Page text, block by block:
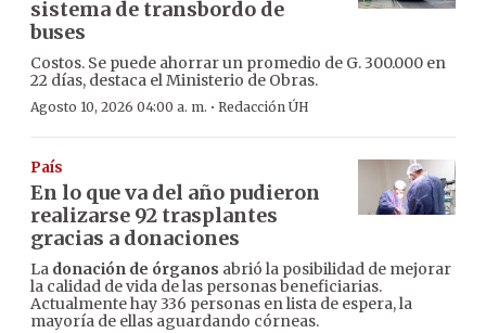
sistema de transbordo de
buses
Costos. Se puede ahorrar un promedio de G. 300.000 en
22 días, destaca el Ministerio de Obras.
Agosto 10, 2026 04:00 a. m. · Redacción ÚH
País
En lo que va del año pudieron
realizarse 92 trasplantes
gracias a donaciones
La donación de órganos abrió la posibilidad de mejorar
la calidad de vida de las personas beneficiarias.
Actualmente hay 336 personas en lista de espera, la
mayoría de ellas aguardando córneas.